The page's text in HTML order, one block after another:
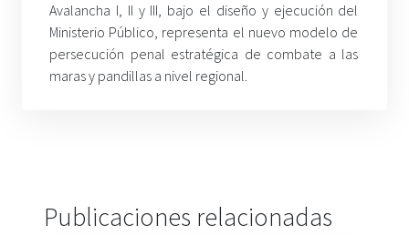
Avalancha I, II y III, bajo el diseño y ejecución del
Ministerio Público, representa el nuevo modelo de
persecución penal estratégica de combate a las
maras y pandillas a nivel regional.
Publicaciones relacionadas